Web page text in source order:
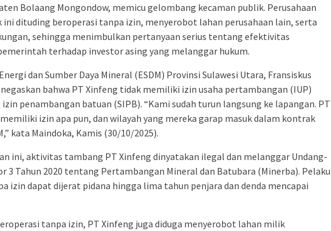
Bolaang Mongondow, memicu gelombang kecaman publik. Perusahaan
ini dituding beroperasi tanpa izin, menyerobot lahan perusahaan lain, serta
sehingga menimbulkan pertanyaan serius tentang efektivitas
terhadap investor asing yang melanggar hukum.
dan Sumber Daya Mineral (ESDM) Provinsi Sulawesi Utara, Fransiskus
bahwa PT Xinfeng tidak memiliki izin usaha pertambangan (IUP)
penambangan batuan (SIPB). “Kami sudah turun langsung ke lapangan. PT
izin apa pun, dan wilayah yang mereka garap masuk dalam kontrak
kata Maindoka, Kamis (30/10/2025).
ini, aktivitas tambang PT Xinfeng dinyatakan ilegal dan melanggar Undang-
3 Tahun 2020 tentang Pertambangan Mineral dan Batubara (Minerba). Pelaku
izin dapat dijerat pidana hingga lima tahun penjara dan denda mencapai
tanpa izin, PT Xinfeng juga diduga menyerobot lahan milik